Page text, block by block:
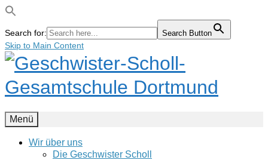
Search for: Search Button
Skip to Main Content
Menü
Wir über uns
Die Geschwister Scholl